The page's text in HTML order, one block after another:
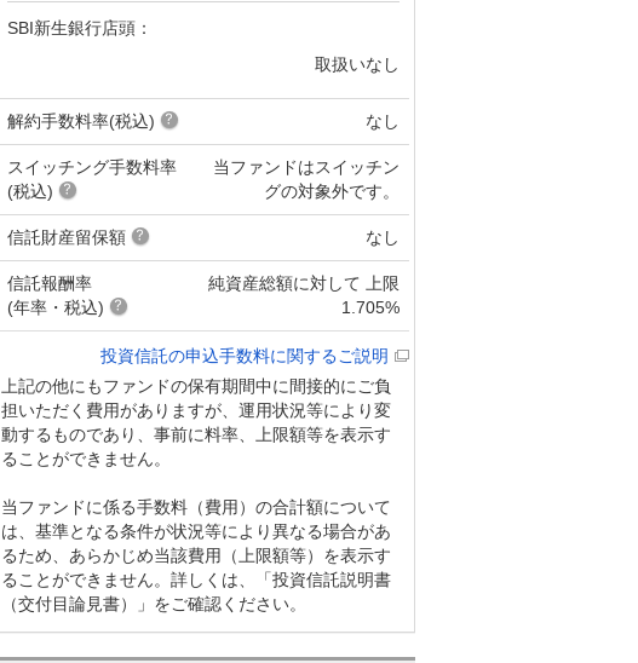
SBI新生銀行店頭：
取扱いなし
解約手数料率(税込) なし
スイッチング手数料率
(税込)
当ファンドはスイッチン
グの対象外です。
信託財産留保額 なし
信託報酬率
(年率・税込)
純資産総額に対して 上限
1.705%
投資信託の申込手数料に関するご説明
上記の他にもファンドの保有期間中に間接的にご負
担いただく費用がありますが、運用状況等により変
動するものであり、事前に料率、上限額等を表示す
ることができません。
当ファンドに係る手数料（費用）の合計額について
は、基準となる条件が状況等により異なる場合があ
るため、あらかじめ当該費用（上限額等）を表示す
ることができません。詳しくは、「投資信託説明書
（交付目論見書）」をご確認ください。